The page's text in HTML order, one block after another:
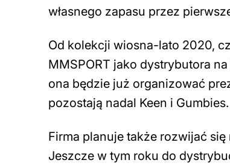
własnego zapasu przez
Od kolekcji wiosna-lato 2020,
MMSPORT jako dystrybutora
ona będzie już organizować
pozostają nadal Keen i Gumbies.
Firma planuje także rozwijać
Jeszcze w tym roku do